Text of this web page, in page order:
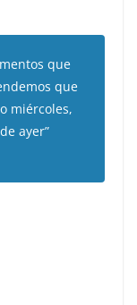
que
que
miércoles,
ayer”